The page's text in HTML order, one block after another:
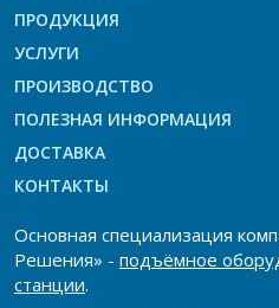
ПРОДУКЦИЯ
УСЛУГИ
ПРОИЗВОДСТВО
ПОЛЕЗНАЯ ИНФОРМАЦИЯ
ДОСТАВКА
КОНТАКТЫ
Основная специализация
Решения» - подъёмное
станции.